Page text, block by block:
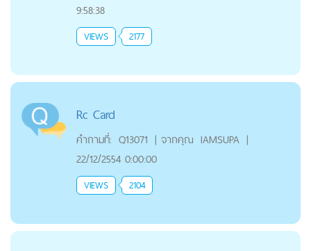
9:58:38
VIEWS 2177
Rc Card
คำถามที่: Q13071 | จากคุณ IAMSUPA |
22/12/2554 0:00:00
VIEWS 2104